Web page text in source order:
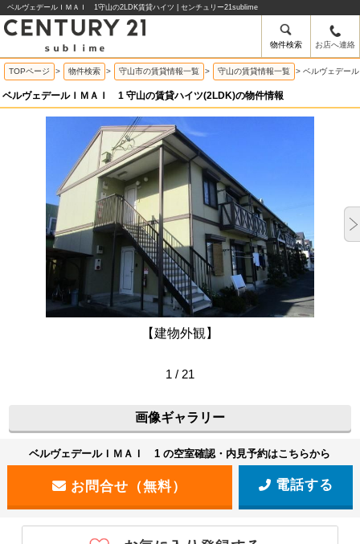
ベルヴェデールＩＭＡＩ 1守山の2LDK賃貸ハイツ | センチュリー21sublime
物件検索 お店へ連絡
TOPページ > 物件検索 > 守山市の賃貸情報一覧 > 守山の賃貸情報一覧 > ベルヴェデー
ベルヴェデールＩＭＡＩ 1 守山の賃貸ハイツ(2LDK)の物件情報
【建物外観】
1 / 21
画像ギャラリー
ベルヴェデールＩＭＡＩ 1 の空室確認・内見予約はこちらから
電話する